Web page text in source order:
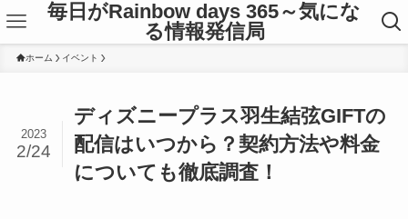
毎日がRainbow days 365～気にな
る情報発信局
ホーム イベント
ディズニープラス羽生結弦GIFTの
配信はいつから？契約方法や料金
についても徹底調査！
2023
2/24